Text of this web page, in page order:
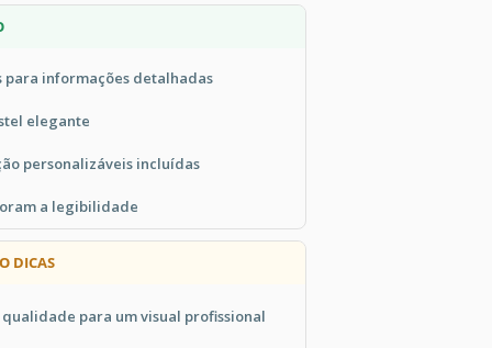
para informações detalhadas
elegante
personalizáveis incluídas
a legibilidade
DICAS
para um visual profissional